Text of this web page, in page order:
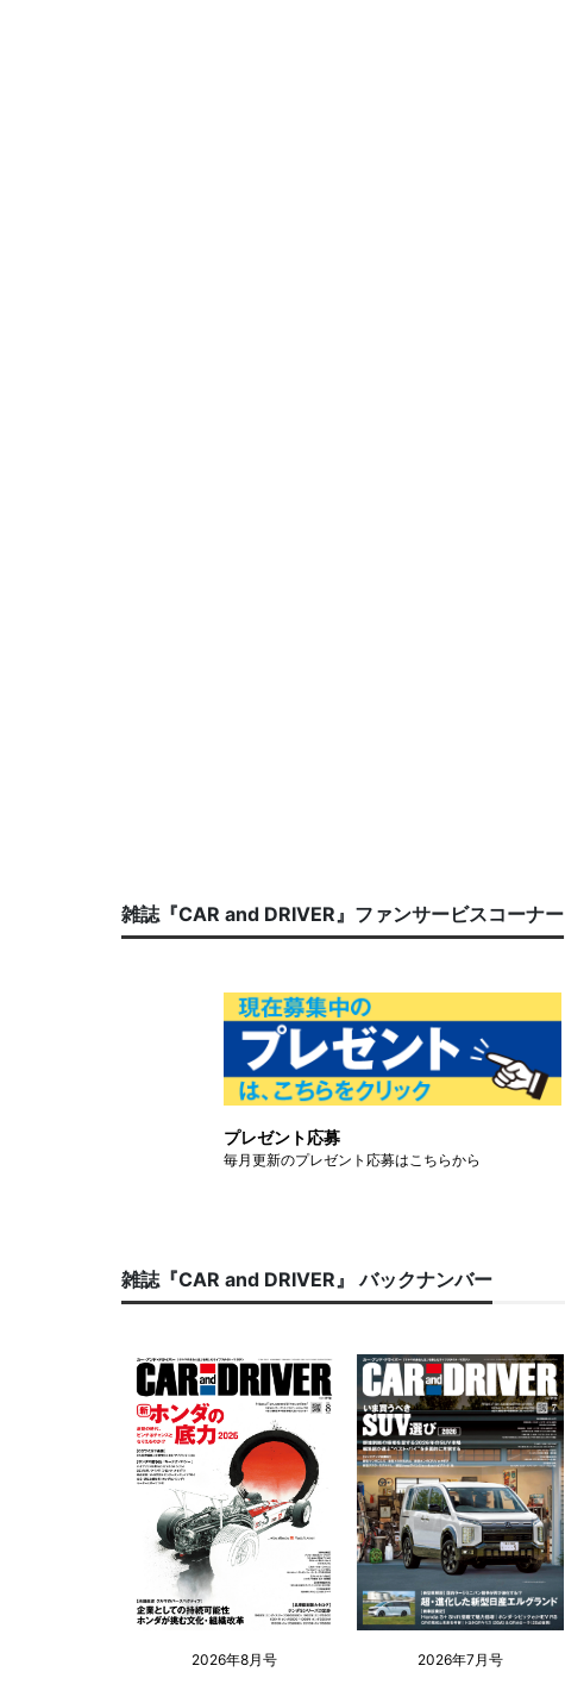
雑誌『CAR and DRIVER』ファンサービスコーナー
プレゼント応募
毎月更新のプレゼント応募はこちらから
雑誌『CAR and DRIVER』 バックナンバー
2026年8月号 2026年7月号